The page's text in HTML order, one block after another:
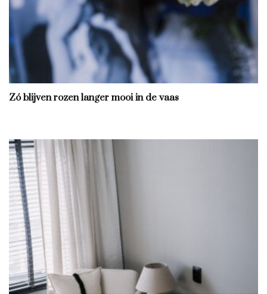
Zó blijven rozen langer mooi in de vaas